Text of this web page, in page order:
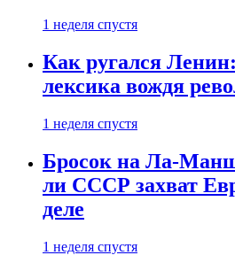
1 неделя спустя
Как ругался
лексика вождя
1 неделя спустя
Бросок на Ла-
ли СССР захват
деле
1 неделя спустя